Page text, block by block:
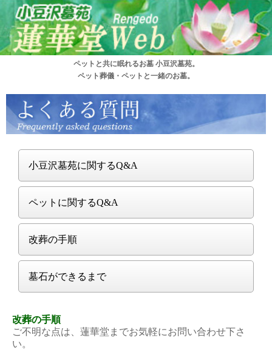
ペットと共に眠れるお墓 小豆沢墓苑。
ペット葬儀・ペットと一緒のお墓。
小豆沢墓苑に関するQ&A
ペットに関するQ&A
改葬の手順
墓石ができるまで
改葬の手順
ご不明な点は、蓮華堂までお気軽にお問い合わせ下さ
い。